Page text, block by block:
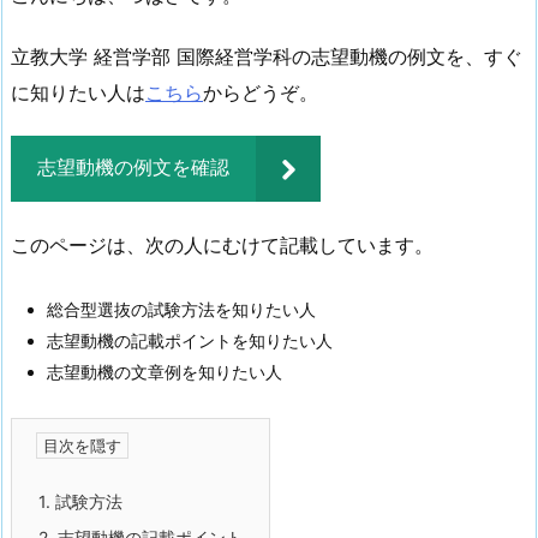
立教大学 経営学部 国際経営学科の志望動機の例文を、すぐ
に知りたい人はこちらからどうぞ。
志望動機の例文を確認
このページは、次の人にむけて記載しています。
総合型選抜の試験方法を知りたい人
志望動機の記載ポイントを知りたい人
志望動機の文章例を知りたい人
1. 試験方法